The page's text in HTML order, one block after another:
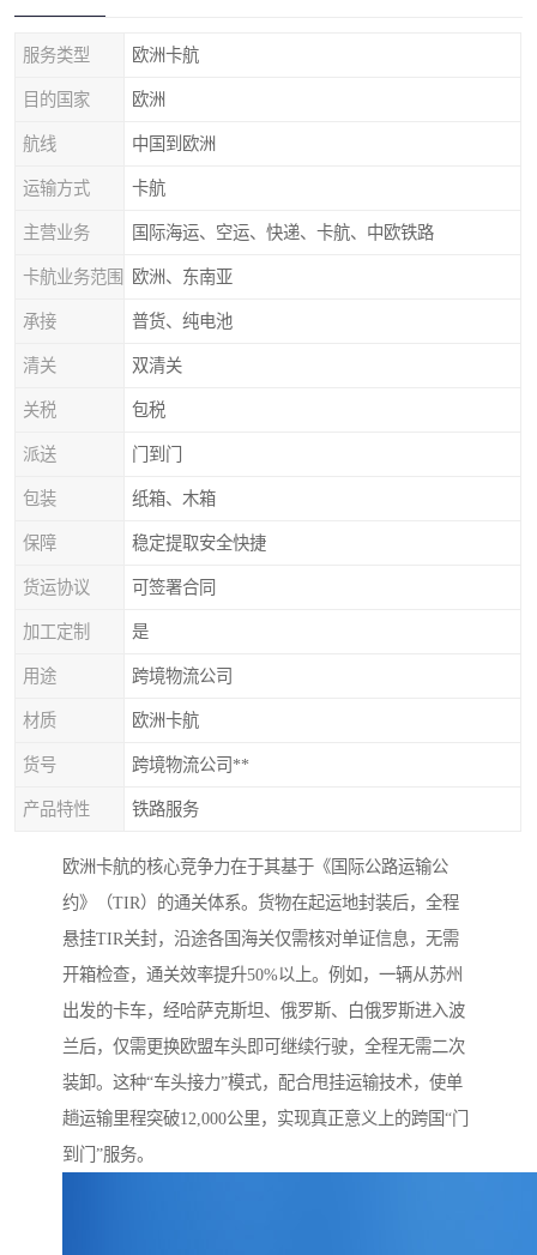
服务类型 欧洲卡航
目的国家 欧洲
航线 中国到欧洲
运输方式 卡航
主营业务 国际海运、空运、快递、卡航、中欧铁路
卡航业务范围 欧洲、东南亚
承接 普货、纯电池
清关 双清关
关税 包税
派送 门到门
包装 纸箱、木箱
保障 稳定提取安全快捷
货运协议 可签署合同
加工定制 是
用途 跨境物流公司
材质 欧洲卡航
货号 跨境物流公司**
产品特性 铁路服务
欧洲卡航的核心竞争力在于其基于《国际公路运输公
约》（TIR）的通关体系。货物在起运地封装后，全程
悬挂TIR关封，沿途各国海关仅需核对单证信息，无需
开箱检查，通关效率提升50%以上。例如，一辆从苏州
出发的卡车，经哈萨克斯坦、俄罗斯、白俄罗斯进入波
兰后，仅需更换欧盟车头即可继续行驶，全程无需二次
装卸。这种“车头接力”模式，配合甩挂运输技术，使单
趟运输里程突破12,000公里，实现真正意义上的跨国“门
到门”服务。